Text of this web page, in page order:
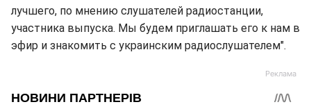
лучшего, по мнению слушателей радиостанции,
участника выпуска. Мы будем приглашать его к нам в
эфир и знакомить с украинским радиослушателем".